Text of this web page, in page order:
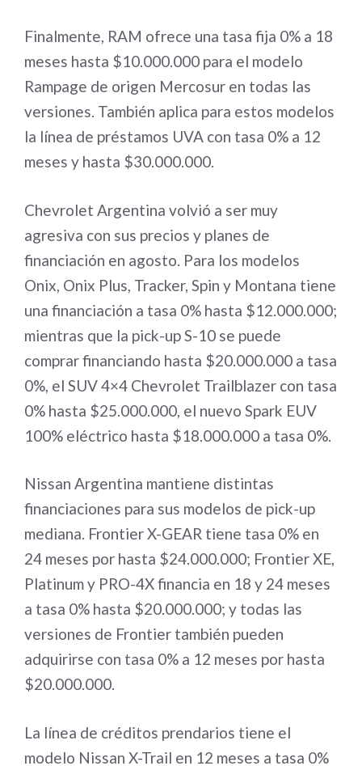
Finalmente, RAM ofrece una tasa fija 0% a 18
meses hasta $10.000.000 para el modelo
Rampage de origen Mercosur en todas las
versiones. También aplica para estos modelos
la línea de préstamos UVA con tasa 0% a 12
meses y hasta $30.000.000.
Chevrolet Argentina volvió a ser muy
agresiva con sus precios y planes de
financiación en agosto. Para los modelos
Onix, Onix Plus, Tracker, Spin y Montana tiene
una financiación a tasa 0% hasta $12.000.000;
mientras que la pick-up S-10 se puede
comprar financiando hasta $20.000.000 a tasa
0%, el SUV 4×4 Chevrolet Trailblazer con tasa
0% hasta $25.000.000, el nuevo Spark EUV
100% eléctrico hasta $18.000.000 a tasa 0%.
Nissan Argentina mantiene distintas
financiaciones para sus modelos de pick-up
mediana. Frontier X-GEAR tiene tasa 0% en
24 meses por hasta $24.000.000; Frontier XE,
Platinum y PRO-4X financia en 18 y 24 meses
a tasa 0% hasta $20.000.000; y todas las
versiones de Frontier también pueden
adquirirse con tasa 0% a 12 meses por hasta
$20.000.000.
La línea de créditos prendarios tiene el
modelo Nissan X-Trail en 12 meses a tasa 0%